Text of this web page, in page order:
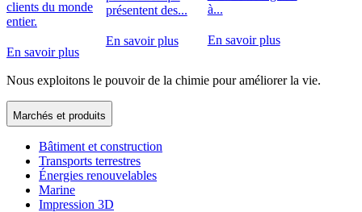
clients du monde
entier.
En savoir plus
présentent des...
En savoir plus
à...
En savoir plus
Nous exploitons le pouvoir de la chimie pour améliorer la vie.
Marchés et produits
Bâtiment et construction
Transports terrestres
Énergies renouvelables
Marine
Impression 3D